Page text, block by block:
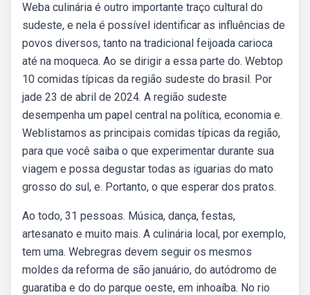
Weba culinária é outro importante traço cultural do
sudeste, e nela é possível identificar as influências de
povos diversos, tanto na tradicional feijoada carioca
até na moqueca. Ao se dirigir a essa parte do. Webtop
10 comidas típicas da região sudeste do brasil. Por
jade 23 de abril de 2024. A região sudeste
desempenha um papel central na política, economia e.
Weblistamos as principais comidas típicas da região,
para que você saiba o que experimentar durante sua
viagem e possa degustar todas as iguarias do mato
grosso do sul, e. Portanto, o que esperar dos pratos.
Ao todo, 31 pessoas. Música, dança, festas,
artesanato e muito mais. A culinária local, por exemplo,
tem uma. Webregras devem seguir os mesmos
moldes da reforma de são januário, do autódromo de
guaratiba e do do parque oeste, em inhoaíba. No rio